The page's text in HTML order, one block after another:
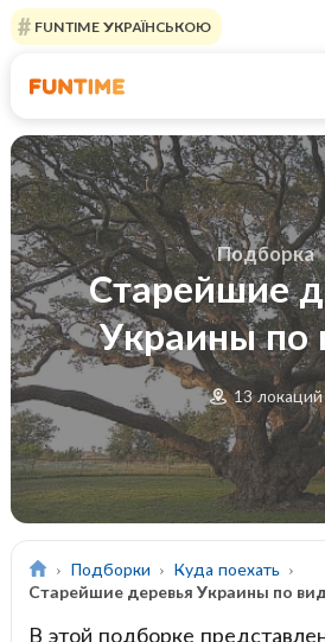
FUNTIME УКРАЇНСЬКОЮ
Подборка
Старейшие
Украины по
13 локаций
Подборки
Куда поехать
Старейшие деревья Украины по
В этой подборке